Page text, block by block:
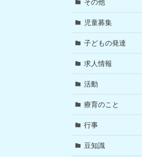
その他
児童募集
子どもの発達
求人情報
活動
療育のこと
行事
豆知識